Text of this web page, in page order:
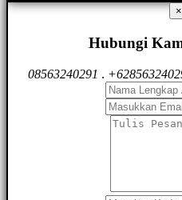
×
Hubungi
08563240291 .